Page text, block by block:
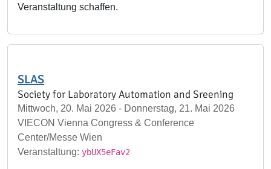
Veranstaltung schaffen.
SLAS
Society for Laboratory Automation and Sreening
Mittwoch, 20. Mai 2026 - Donnerstag, 21. Mai 2026
VIECON Vienna Congress & Conference
Center/Messe Wien
Veranstaltung: ybUX5eFav2